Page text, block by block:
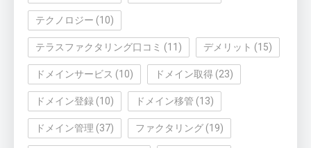
テクノロジー (10)
テラスファクタリング口コミ (11) デメリット (15)
ドメインサービス (10) ドメイン取得 (23)
ドメイン登録 (10) ドメイン移管 (13)
ドメイン管理 (37) ファクタリング (19)